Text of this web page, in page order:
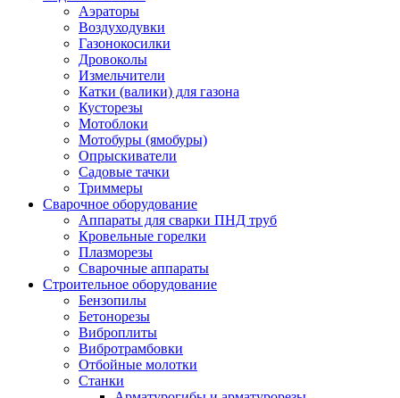
Аэраторы
Воздуходувки
Газонокосилки
Дровоколы
Измельчители
Катки (валики) для газона
Кусторезы
Мотоблоки
Мотобуры (ямобуры)
Опрыскиватели
Садовые тачки
Триммеры
Сварочное оборудование
Аппараты для сварки ПНД труб
Кровельные горелки
Плазморезы
Сварочные аппараты
Строительное оборудование
Бензопилы
Бетонорезы
Виброплиты
Вибротрамбовки
Отбойные молотки
Станки